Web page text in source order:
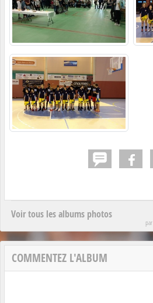
Voir tous les albums photos
par
COMMENTEZ L'ALBUM